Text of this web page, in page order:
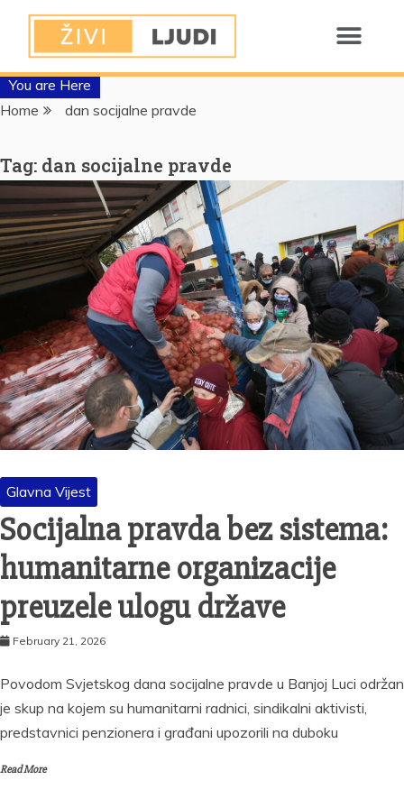
You are Here
Home
dan socijalne pravde
Tag: dan socijalne pravde
Glavna Vijest
Socijalna pravda bez sistema:
humanitarne organizacije
preuzele ulogu države
February 21, 2026
Povodom Svjetskog dana socijalne pravde u Banjoj Luci održan
je skup na kojem su humanitarni radnici, sindikalni aktivisti,
predstavnici penzionera i građani upozorili na duboku
Read More